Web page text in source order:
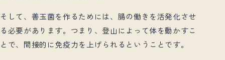
そして、善玉菌を作るためには、腸の働きを活発化させ
る必要があります。つまり、登山によって体を動かすこ
とで、間接的に免疫力を上げられるということです。